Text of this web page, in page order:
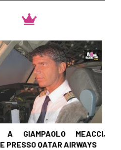
A GIAMPAOLO MEACCI,
PRESSO QATAR AIRWAYS